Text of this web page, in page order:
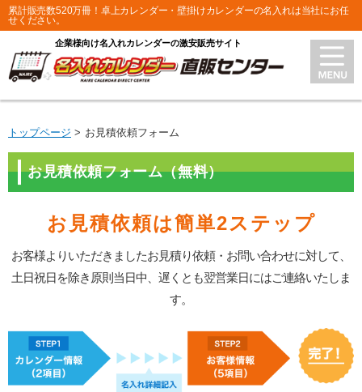
累計販売数520万冊！卓上カレンダー・壁掛けカレンダーの名入れは当社にお任
せください。
企業様向け名入れカレンダーの激安販売サイト
トップページ お見積依頼フォーム
お見積依頼フォーム（無料）
お見積依頼は簡単2ステップ
お客様よりいただきましたお見積り依頼・お問い合わせに対して、
土日祝日を除き原則当日中、遅くとも翌営業日にはご連絡いたしま
す。